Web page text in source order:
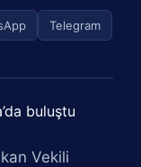
Telegram
Vekili